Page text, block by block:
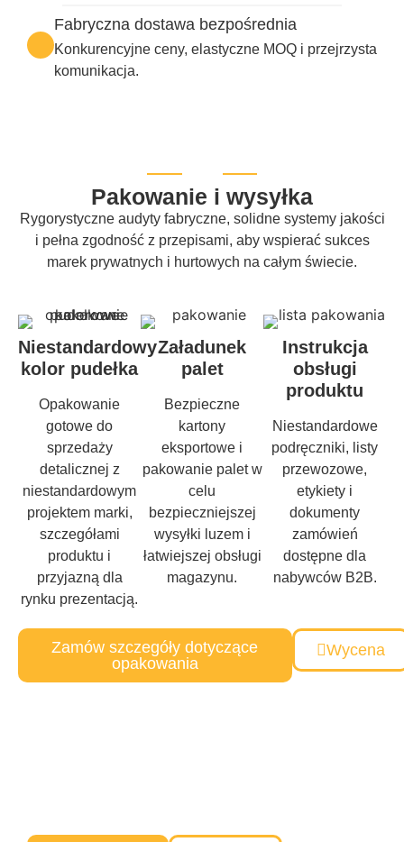
Fabryczna dostawa bezpośrednia
Konkurencyjne ceny, elastyczne MOQ i przejrzysta
komunikacja.
Pakowanie i wysyłka
Rygorystyczne audyty fabryczne, solidne systemy jakości
i pełna zgodność z przepisami, aby wspierać sukces
marek prywatnych i hurtowych na całym świecie.
Niestandardowy
kolor pudełka
Opakowanie
gotowe do
sprzedaży
detalicznej z
niestandardowym
projektem marki,
szczegółami
produktu i
przyjazną dla
rynku prezentacją.
Załadunek
palet
Bezpieczne
kartony
eksportowe i
pakowanie palet w
celu
bezpieczniejszej
wysyłki luzem i
łatwiejszej obsługi
magazynu.
Instrukcja
obsługi
produktu
Niestandardowe
podręczniki, listy
przewozowe,
etykiety i
dokumenty
zamówień
dostępne dla
nabywców B2B.
Zamów szczegóły dotyczące
opakowania
Wycena